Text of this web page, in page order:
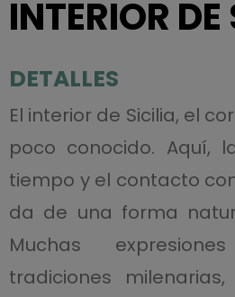
INTERIOR
DETALLES
El interior de Sicilia, el
poco conocido. Aquí,
tiempo y el contacto
da de una forma
Muchas
tradiciones